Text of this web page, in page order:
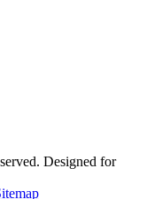
Designed for